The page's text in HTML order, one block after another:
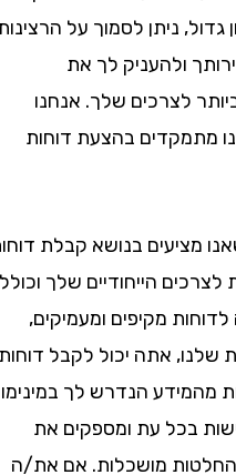
לסמוך על הרצינות
ולהעניק לך את
שלך. אנחנו
בהצעת דוחות
בנושא קבלת דוחות
הייחודיים שלך וכולל
מקיפים ומעמיקים,
אתה יכול לקבל דוחות
הנדרש לך במינימום
בכל עת ומספקים את
מושכלות. אם את/ה